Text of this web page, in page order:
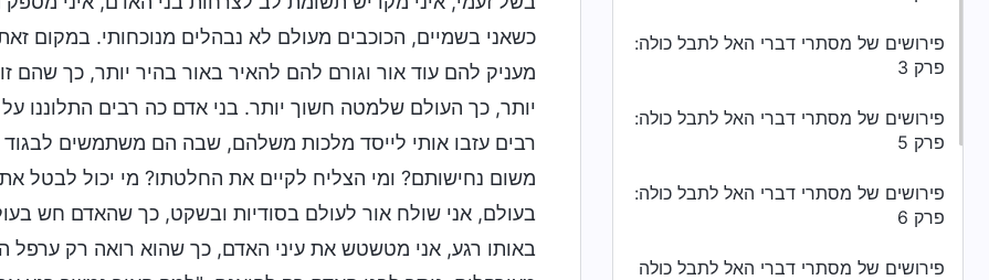
פירושים של מסתרי דברי האל לתבל כולה:
פרק 3
פירושים של מסתרי דברי האל לתבל כולה:
פרק 5
פירושים של מסתרי דברי האל לתבל כולה:
פרק 6
פירושים של מסתרי דברי האל לתבל כולה
כשאני בשמיים, הכוכבים מעולם לא נבהלים מנוכחותי. במקום
מעניק להם עוד אור וגורם להם להאיר באור בהיר יותר, כך שהם
יותר, כך העולם שלמטה חשוך יותר. בני אדם כה רבים התלוננו
רבים עזבו אותי לייסד מלכות משלהם, שבה הם משתמשים
משום נחישותם? ומי הצליח לקיים את החלטתו? מי יכול
בעולם, אני שולח אור לעולם בסודיות ובשקט, כך שהאדם חש
באותו רגע, אני מטשטש את עיני האדם, כך שהוא רואה רק